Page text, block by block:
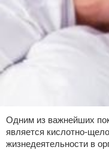
Одним из важнейших
является кислотно-
жизнедеятельности в